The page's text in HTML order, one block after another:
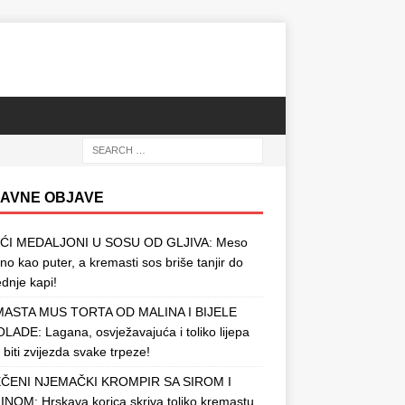
OBJAVE
MEDALJONI U SOSU OD GLJIVA: Meso
kao puter, a kremasti sos briše tanjir do
kapi!
MUS TORTA OD MALINA I BIJELE
Lagana, osvježavajuća i toliko lijepa
biti zvijezda svake trpeze!
NJEMAČKI KROMPIR SA SIROM I
Hrskava korica skriva toliko kremastu